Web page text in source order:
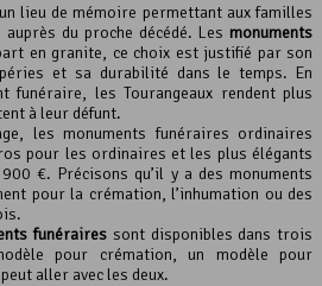
lieu de mémoire permettant aux familles
du proche décédé. Les monuments
en granite, ce choix est justifié par son
et sa durabilité dans le temps. En
funéraire, les Tourangeaux rendent plus
à leur défunt.
les monuments funéraires ordinaires
pour les ordinaires et les plus élégants
€. Précisons qu’il y a des monuments
pour la crémation, l’inhumation ou des
funéraires sont disponibles dans trois
pour crémation, un modèle pour
aller avec les deux.